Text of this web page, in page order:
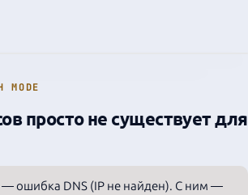
просто не существует для
ошибка DNS (IP не найден). С ним —